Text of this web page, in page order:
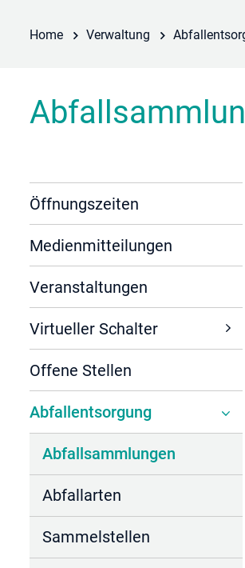
Home Verwaltung
Öffnungszeiten
Medienmitteilungen
Veranstaltungen
Virtueller Schalter
Offene Stellen
Abfallentsorgung
Abfallsammlungen
(ausgewählt)
Abfallarten
Sammelstellen